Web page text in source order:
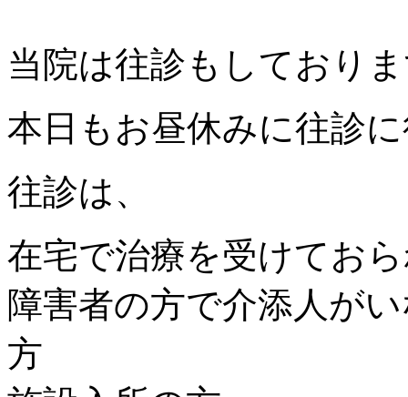
当院は往診もしており
本日もお昼休みに往診
往診は、
在宅で治療を受けてお
障害者の方で介添人が
方